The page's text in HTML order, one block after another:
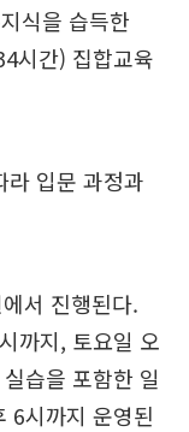
식을 습득한
시간) 집합교육
라 입문 과정과
서 진행된다.
까지, 토요일 오
습을 포함한 일
6시까지 운영된